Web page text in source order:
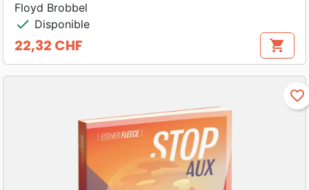
Floyd Brobbel
check Disponible
Prix
22,32 CHF shopping_cart
favorite_border